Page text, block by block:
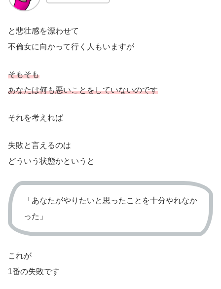
と悲壮感を漂わせて
不倫女に向かって行く人もいますが
そもそも
あなたは何も悪いことをしていないのです
それを考えれば
失敗と言えるのは
どういう状態かというと
「あなたがやりたいと思ったことを十分やれなか
った」
これが
1番の失敗です